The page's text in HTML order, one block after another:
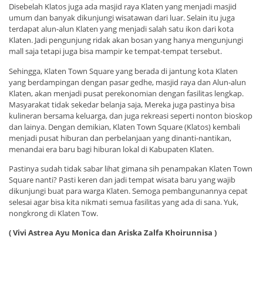
Disebelah Klatos juga ada masjid raya Klaten yang menjadi masjid
umum dan banyak dikunjungi wisatawan dari luar. Selain itu juga
terdapat alun-alun Klaten yang menjadi salah satu ikon dari kota
Klaten. Jadi pengunjung ridak akan bosan yang hanya mengunjungi
mall saja tetapi juga bisa mampir ke tempat-tempat tersebut.
Sehingga, Klaten Town Square yang berada di jantung kota Klaten
yang berdampingan dengan pasar gedhe, masjid raya dan Alun-alun
Klaten, akan menjadi pusat perekonomian dengan fasilitas lengkap.
Masyarakat tidak sekedar belanja saja, Mereka juga pastinya bisa
kulineran bersama keluarga, dan juga rekreasi seperti nonton bioskop
dan lainya. Dengan demikian, Klaten Town Square (Klatos) kembali
menjadi pusat hiburan dan perbelanjaan yang dinanti-nantikan,
menandai era baru bagi hiburan lokal di Kabupaten Klaten.
Pastinya sudah tidak sabar lihat gimana sih penampakan Klaten Town
Square nanti? Pasti keren dan jadi tempat wisata baru yang wajib
dikunjungi buat para warga Klaten. Semoga pembangunannya cepat
selesai agar bisa kita nikmati semua fasilitas yang ada di sana. Yuk,
nongkrong di Klaten Tow.
( Vivi Astrea Ayu Monica dan Ariska Zalfa Khoirunnisa )